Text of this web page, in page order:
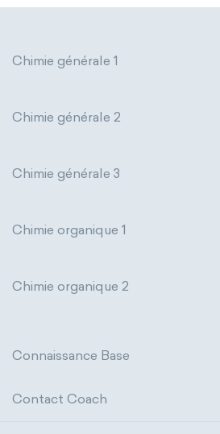
The Long Periodic Table
Chimie générale 1
Chimie générale 2
Chimie générale 3
Chimie organique 1
Chimie organique 2
Connaissance Base
Contact Coach